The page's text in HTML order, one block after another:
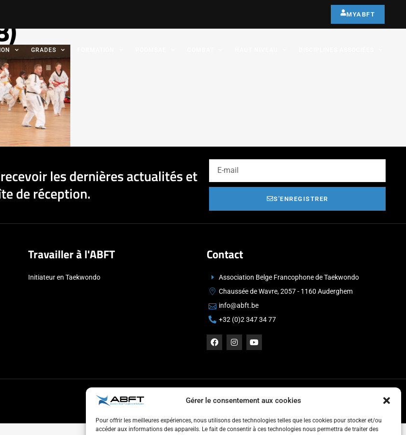
Gérer le consentement aux cookies
Pour offrir les meilleures expériences, nous utilisons des technologies telles que les cookies pour stocker et/ou
accéder aux informations des appareils. Le fait de consentir à ces technologies nous permettra de traiter des
MYABFT
GRADES
les dernières actualités et
de réception.
S'ENREGISTRER
Travailler à l'ABFT
Initiateur en Taekwondo
Contact
Association Belge Francophone de Taekwondo
Chaussée de Wavre, 2057 - 1160 Auderghem
info@abft.be
+32 (0)2 347 34 77